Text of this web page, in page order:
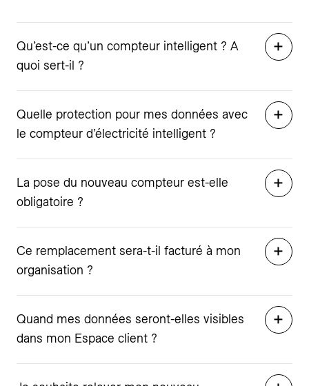
Qu’est-ce qu’un compteur intelligent ? A
quoi sert-il ?
Quelle protection pour mes données avec
le compteur d’électricité intelligent ?
La pose du nouveau compteur est-elle
obligatoire ?
Ce remplacement sera-t-il facturé à mon
organisation ?
Quand mes données seront-elles visibles
dans mon Espace client ?